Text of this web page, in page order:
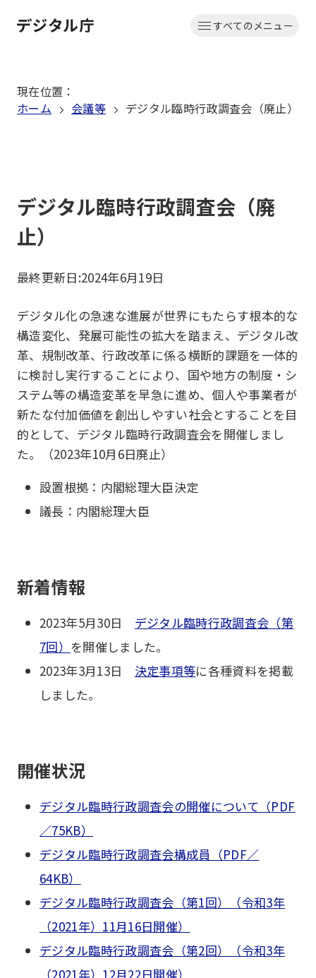
文
動
すべてのメニュー
現在位置 ：
ホーム
会議等 デジタル臨時行政調査会（廃止）
デジタル臨時行政調査会（廃
止）
最終更新日:2024年6月19日
デジタル化の急速な進展が世界にもたらす根本的な
構造変化、発展可能性の拡大を踏まえ、デジタル改
革、規制改革、行政改革に係る横断的課題を一体的
に検討し実行することにより、国や地方の制度・シ
ステム等の構造変革を早急に進め、個人や事業者が
新たな付加価値を創出しやすい社会とすることを目
的として、デジタル臨時行政調査会を開催しまし
た。（2023年10月6日廃止）
設置根拠：内閣総理大臣決定
議長：内閣総理大臣
新着情報
2023年5月30日 デジタル臨時行政調査会（第
7回） を開催しました。
2023年3月13日 決定事項等に各種資料を掲載
しました。
開催状況
デジタル臨時行政調査会の開催について（PDF
／75KB）
デジタル臨時行政調査会構成員（PDF／
64KB）
デジタル臨時行政調査会（第1回）（令和3年
（2021年）11月16日開催）
デジタル臨時行政調査会（第2回）（令和3年
（2021年）12月22日開催）